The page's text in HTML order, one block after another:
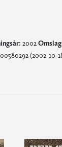
2002
(2002-10-